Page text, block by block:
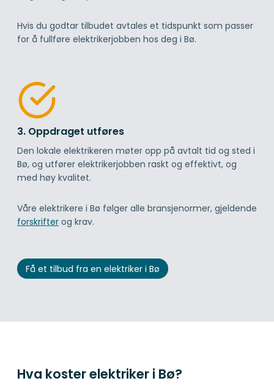
Hvis du godtar tilbudet avtales et tidspunkt som passer
for å fullføre elektrikerjobben hos deg i Bø.
3. Oppdraget utføres
Den lokale elektrikeren møter opp på avtalt tid og sted i
Bø, og utfører elektrikerjobben raskt og effektivt, og
med høy kvalitet.
Våre elektrikere i Bø følger alle bransjenormer, gjeldende
forskrifter og krav.
Få et tilbud fra en elektriker i Bø
Hva koster elektriker i Bø?